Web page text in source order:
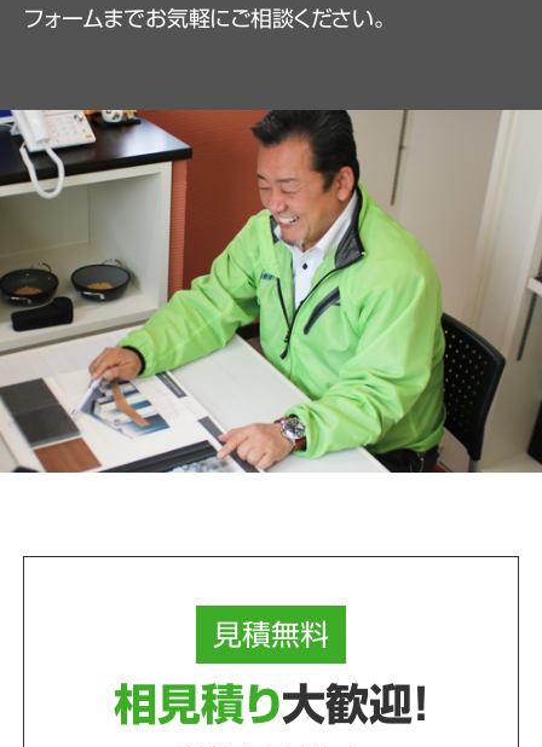
フォームまでお気軽にご相談ください。
見積無料
相見積り大歓迎！